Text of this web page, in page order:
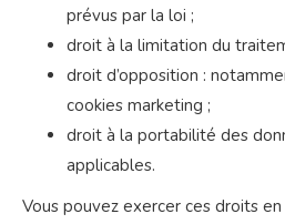
prévus par la loi ;
droit à la limitation du
droit d’opposition :
cookies marketing ;
droit à la portabilité des
applicables.
Vous pouvez exercer ces droits